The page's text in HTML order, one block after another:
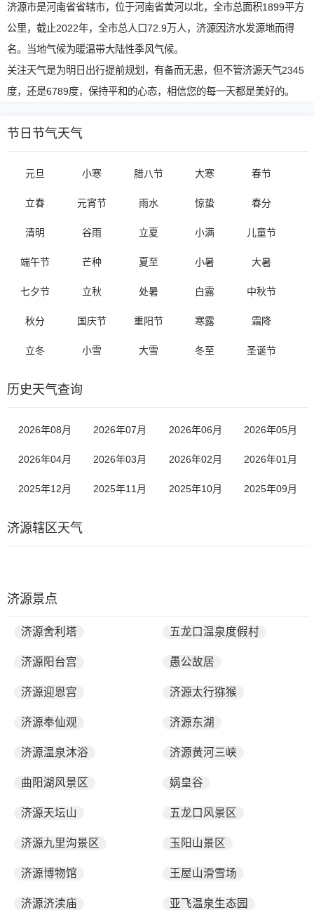
济源市是河南省省辖市，位于河南省黄河以北，全市总面积1899平方
公里，截止2022年，全市总人口72.9万人，济源因济水发源地而得
名。当地气候为暖温带大陆性季风气候。
关注天气是为明日出行提前规划，有备而无患，但不管济源天气2345
度，还是6789度，保持平和的心态，相信您的每一天都是美好的。
节日节气天气
元旦 小寒 腊八节 大寒 春节
立春 元宵节 雨水 惊蛰 春分
清明 谷雨 立夏 小满 儿童节
端午节 芒种 夏至 小暑 大暑
七夕节 立秋 处暑 白露 中秋节
秋分 国庆节 重阳节 寒露 霜降
立冬 小雪 大雪 冬至 圣诞节
历史天气查询
2026年08月 2026年07月 2026年06月 2026年05月
2026年04月 2026年03月 2026年02月 2026年01月
2025年12月 2025年11月 2025年10月 2025年09月
济源辖区天气
济源景点
济源舍利塔 五龙口温泉度假村
济源阳台宫 愚公故居
济源迎恩宫 济源太行猕猴
济源奉仙观 济源东湖
济源温泉沐浴 济源黄河三峡
曲阳湖风景区 娲皇谷
济源天坛山 五龙口风景区
济源九里沟景区 玉阳山景区
济源博物馆 王屋山滑雪场
济源济渎庙 亚飞温泉生态园